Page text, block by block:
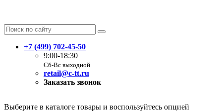
+7 (499) 702-45-50
9:00-18:30
Сб-Вс выходной
retail@c-tt.ru
Заказать звонок
Выберите в каталоге товары и воспользуйтесь опцией